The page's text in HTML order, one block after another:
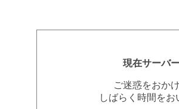
現在サーバ
ご迷惑をおか
しばらく時間を